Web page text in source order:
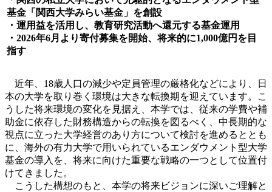
基金「関西大学みらい基金」を創設
・運用益を活用し、教育研究活動へ還元する基金運用
・2026年6月より寄付募集を開始、将来的に1,000億円を目
指す
近年、18歳人口の減少や定員管理の厳格化などにより、日
本の大学を取り巻く環境は大きな転換期を迎えています。こ
うした将来環境の変化を見据え、本学では、従来の学費や補
助金に依存した財務構造からの転換を図るべく、中長期的な
視点に立った大学経営のあり方について検討を進めるととも
に、海外の有力大学で用いられているエンダウメント型大学
基金の導入を、将来に向けた重要な戦略の一つとして位置付
けてきました。
こうした構想のもと、本学の将来ビジョンに深いご理解と